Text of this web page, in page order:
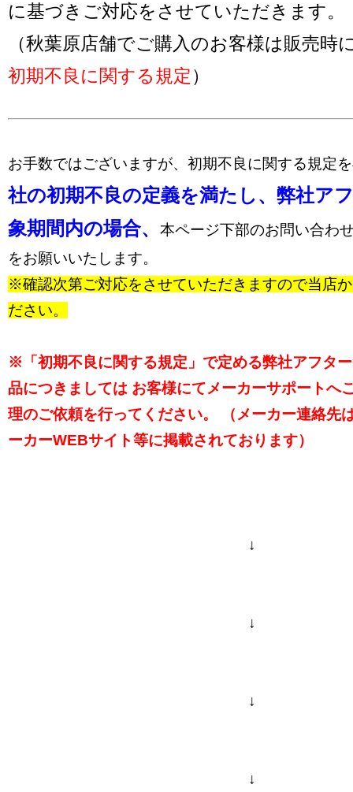
に基づきご対応をさせていただきます。
（秋葉原店舗でご購入のお客様は販売時
初期不良に関する規定）
お手数ではございますが、初期不良に関する規定
社の初期不良の定義を満たし、弊社ア
象期間内の場合、
本ページ下部のお問い合わ
をお願いいたします。
※確認次第ご対応をさせていただきますので当店
ださい。
※「 初期不良に関する規定 」で定める弊社アフタ
品につきましては お客様にてメーカーサポートへ
理のご依頼を行ってください。 （メーカー連絡先
ーカーWEBサイト等に掲載されております）
↓
↓
↓
↓